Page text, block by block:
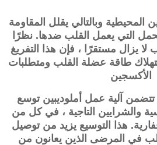
المحيطية وبالتالي يقلل المقاومة
التي يعمل القلب ضدها. نظرًا
يزال مستقرًا ، فإن هذا التفريغ
طاقة عضلة القلب ومتطلبات
الأكسجين
آلية عمل أملوديبين توسع
والشرايين التاجية ، في كل من
هذا التوسيع يزيد من توصيل
في المرضى الذين يعانون من